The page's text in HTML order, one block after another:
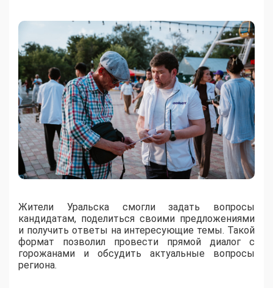
Жители Уральска смогли задать вопросы
кандидатам, поделиться своими предложениями
и получить ответы на интересующие темы. Такой
формат позволил провести прямой диалог с
горожанами и обсудить актуальные вопросы
региона.